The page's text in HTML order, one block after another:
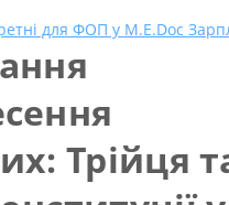
для ФОП у M.E.Doc
Трійця